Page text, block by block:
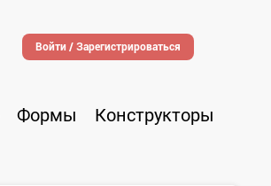
Войти / Зарегистрироваться
Формы
Конструкторы